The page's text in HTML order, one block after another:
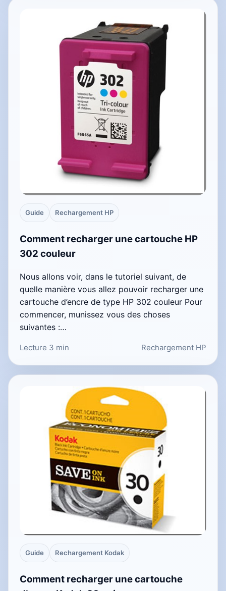
Guide Rechargement HP
Comment recharger une cartouche HP
302 couleur
Nous allons voir, dans le tutoriel suivant, de
quelle manière vous allez pouvoir recharger une
cartouche d’encre de type HP 302 couleur Pour
commencer, munissez vous des choses
suivantes :…
Lecture 3 min Rechargement HP
Guide Rechargement Kodak
Comment recharger une cartouche